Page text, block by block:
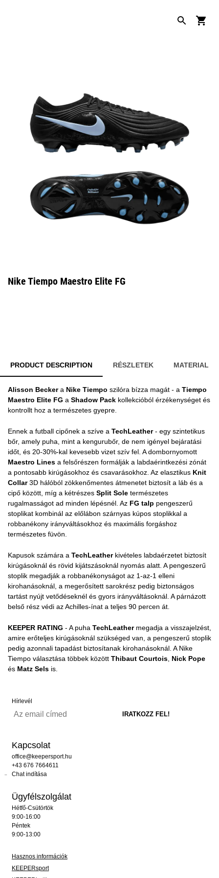
Nike Tiempo Maestro Elite FG
PRODUCT DESCRIPTION RÉSZLETEK MATERIAL
Alisson Beckera Nike Tiempo szilóra bízza magát - a Tiempo
Maestro Elite FG a Shadow Pack kollekcióból érzékenységet és
kontrollt hoz a természetes gyepre.
Ennek a futball cipőnek a szíve a TechLeather- egy szintetikus
bőr, amely puha, mint a kengurubőr, de nem igényel bejáratási
időt, és 20-30%-kal kevesebb vizet szív fel. A dombornyomott
Maestro Lines a felsőrészen formálják a labdaérintkezési zónát
a pontosabb kirúgásokhoz és csavarásokhoz. Az elasztikus Knit
Collar3D hálóból zökkenőmentes átmenetet biztosít a láb és a
cipő között, míg a kétrészes Split Sole természetes
rugalmasságot ad minden lépésnél. Az FG talp pengeszerű
stoplikat kombinál az előlábon szárnyas kúpos stoplikkal a
robbanékony irányváltásokhoz és maximális forgáshoz
természetes füvön.
Kapusok számára a TechLeatherkivételes labdaérzetet biztosít
kirúgásoknál és rövid kijátszásoknál nyomás alatt. A pengeszerű
stoplik megadják a robbanékonyságot az 1-az-1 elleni
kirohanásoknál, a megerősített sarokrész pedig biztonságos
tartást nyújt vetődéseknél és gyors irányváltásoknál. A párnázott
belső rész védi az Achilles-ínat a teljes 90 percen át.
KEEPER RATING - A puha TechLeathermegadja a visszajelzést,
amire erőteljes kirúgásoknál szükséged van, a pengeszerű stoplik
pedig azonnali tapadást biztosítanak kirohanásoknál. A Nike
Tiempo választása többek között Thibaut Courtois Nick Pope
és Matz Sels is.
Hírlevél
Kapcsolat
office@keepersport.hu
+43 676 7664611
Chat indítása
Ügyfélszolgálat
Hétfő-Csütörtök
9:00-16:00
Péntek
9:00-13:00
Hasznos információk
KEEPERsport